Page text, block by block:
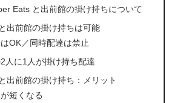
Eats と出前館の掛け持ちについて
出前館の掛け持ちは可能
OK／同時配達は禁止
人に1人が掛け持ち配達
出前館の掛け持ち：メリット
短くなる